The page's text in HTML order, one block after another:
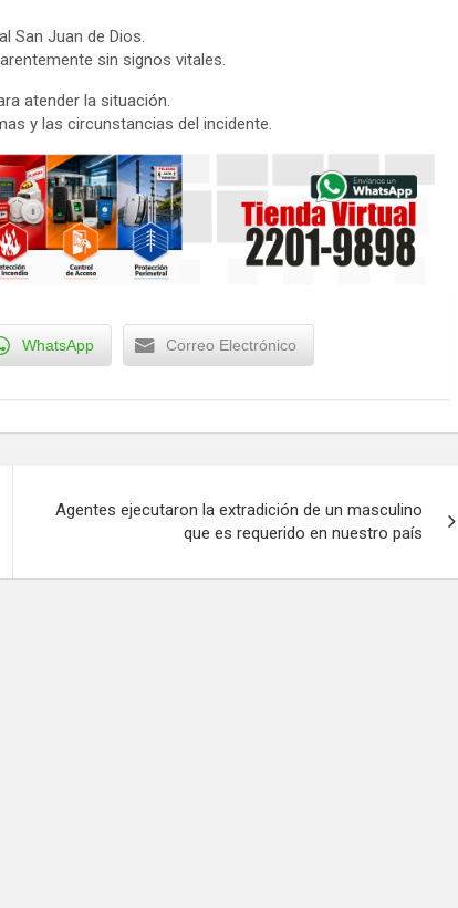
San Juan de Dios.
sin signos vitales.
atender la situación.
y las circunstancias del incidente.
WhatsApp Correo Electrónico
Agentes ejecutaron la extradición de un masculino
que es requerido en nuestro país